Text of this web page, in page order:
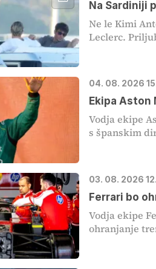
Na Sardiniji
Ne le Kimi
Leclerc.
04. 08. 2026
Ekipa
Vodja ekipe
s španskim
03. 08. 2026
Ferrari bo
Vodja ekipe
ohranjanje